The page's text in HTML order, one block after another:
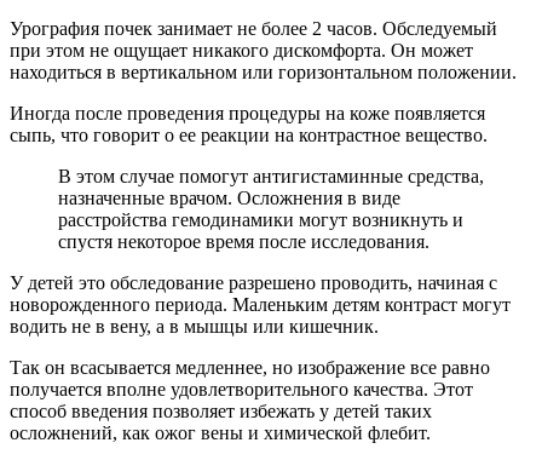
Урография почек занимает не более 2 часов. Обследуемый
при этом не ощущает никакого дискомфорта. Он может
находиться в вертикальном или горизонтальном положении.
Иногда после проведения процедуры на коже появляется
сыпь, что говорит о ее реакции на контрастное вещество.
В этом случае помогут антигистаминные средства,
назначенные врачом. Осложнения в виде
расстройства гемодинамики могут возникнуть и
спустя некоторое время после исследования.
У детей это обследование разрешено проводить, начиная с
новорожденного периода. Маленьким детям контраст могут
водить не в вену, а в мышцы или кишечник.
Так он всасывается медленнее, но изображение все равно
получается вполне удовлетворительного качества. Этот
способ введения позволяет избежать у детей таких
осложнений, как ожог вены и химической флебит.